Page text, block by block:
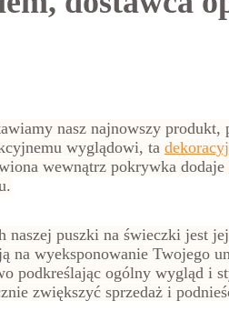
nasz najnowszy
wyglądowi, ta
wewnątrz pokrywka dodaje
naszej puszki na świeczki jest
na wyeksponowanie Twojego
podkreślając ogólny wygląd i
zwiększyć sprzedaż i